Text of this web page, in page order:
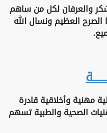
والعرفان لكل من ساهم
العظيم ونسال الله
مهنية وأخلاقية قادرة
الصحية والطبية تسهم